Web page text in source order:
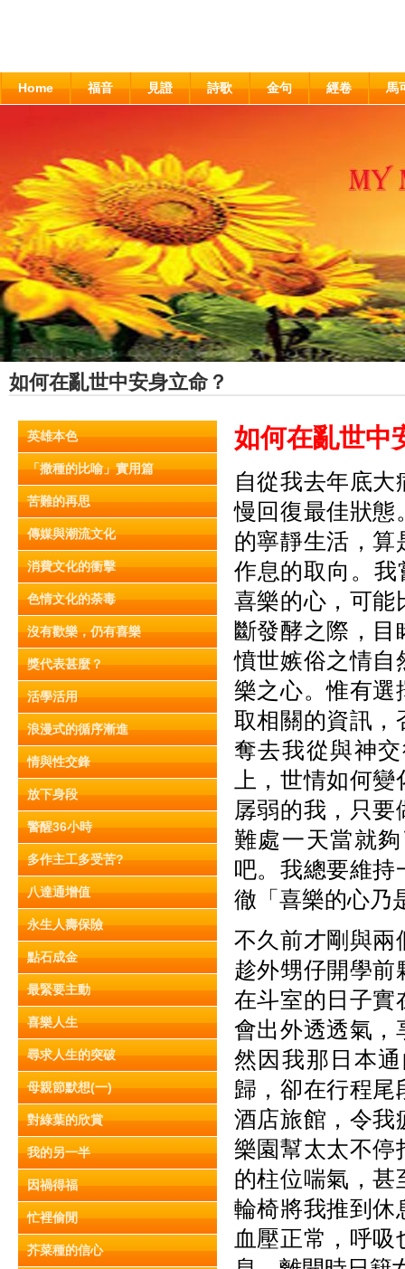
Home 福音 見證 詩歌 金句 經卷 馬
如何在亂世中安身立命？
英雄本色
「撒種的比喻」實用篇
苦難的再思
傳媒與潮流文化
消費文化的衝擊
色情文化的荼毒
沒有歡樂，仍有喜樂
獎代表甚麼？
活學活用
浪漫式的循序漸進
情與性交鋒
放下身段
警醒36小時
多作主工多受苦?
八達通增值
永生人壽保險
點石成金
最緊要主動
喜樂人生
尋求人生的突破
母親節默想(一)
對綠葉的欣賞
我的另一半
因禍得福
忙裡偷閒
芥菜種的信心
如何在亂世中
自從我去年底
慢回復最佳狀態
的寧靜生活，算
作息的取向。
喜樂的心，可能
斷發酵之際，
憤世嫉俗之情自
樂之心。惟有選
取相關的資訊，
奪去我從與神
上，世情如何
孱弱的我，只
難處一天當就
吧。我總要維持
徹「喜樂的心乃
不久前才剛與兩
趁外甥仔開學前
在斗室的日子實
會出外透透氣，
然因我那日本
歸，卻在行程尾
酒店旅館，令我
樂園幫太太不停
的柱位喘氣，甚
輪椅將我推到休
血壓正常，呼